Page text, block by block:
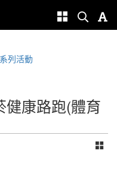
列活動
健康路跑(體育